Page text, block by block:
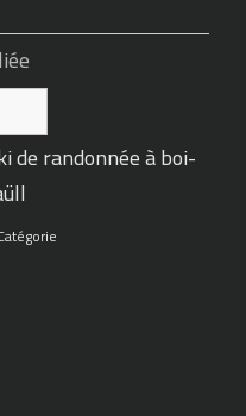
de randonnée à boi-